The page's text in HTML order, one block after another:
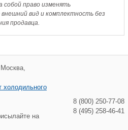
собой право изменять
вид и комплектность без
продавца.
Москва
на
8 (800) 250-77-08
8 (495) 258-46-41